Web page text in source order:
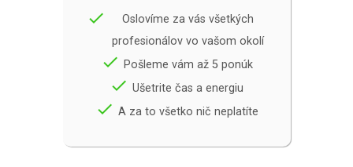
done
Oslovíme za vás všetkých
profesionálov vo vašom okolí
done Pošleme vám až 5 ponúk
done Ušetrite čas a energiu
done A za to všetko nič neplatíte